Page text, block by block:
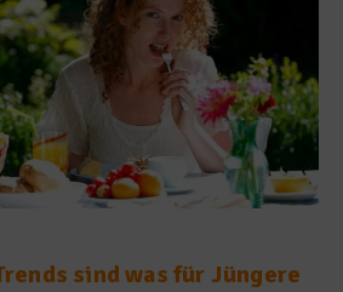
sind was für Jüngere